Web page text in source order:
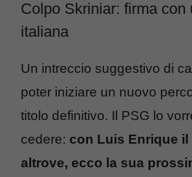
Colpo Skriniar: firma con
italiana
Un intreccio suggestivo di
poter iniziare un nuovo
titolo definitivo. Il PSG lo
cedere: con Luis Enrique
altrove, ecco la sua